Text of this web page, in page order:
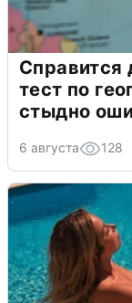
Справится
тест по
стыдно
6 августа 128